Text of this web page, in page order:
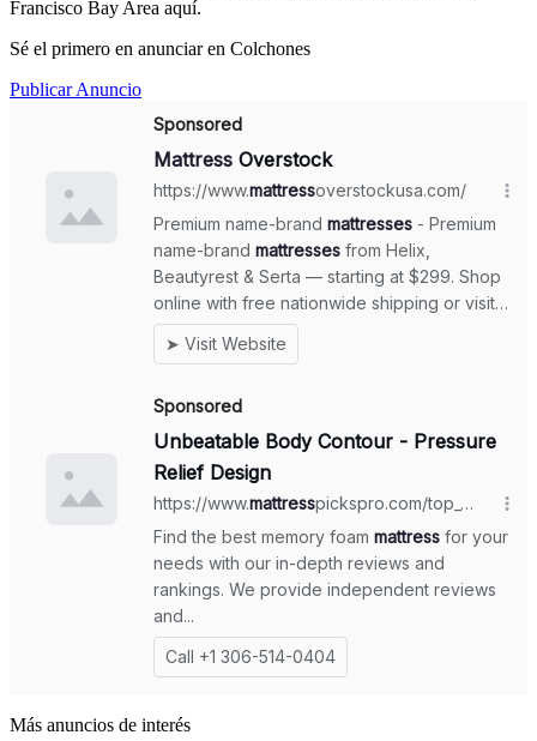
Francisco Bay Area aquí.
Sé el primero en anunciar en Colchones
Publicar Anuncio
Más anuncios de interés